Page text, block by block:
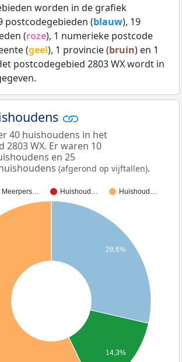
worden in de grafiek
postcodegebieden (blauw), 19
(roze), 1 numerieke postcode
(geel), 1 provincie (bruin) en 1
postcodegebied 2803 WX wordt in
40 huishoudens in het
2803 WX. Er waren 10
en 25
(afgerond op vijftallen).
Meerpers… Huishoud… Huishoud…
28,6%
14,3%